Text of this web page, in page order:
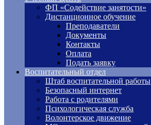
ФП «Содействие занятости»
Дистанционное обучение
Преподаватели
Документы
Контакты
Оплата
Подать заявку
Воспитательный отдел
Штаб воспитательной работы
Безопасный интернет
Работа с родителями
Психологическая служба
Волонтерское движение